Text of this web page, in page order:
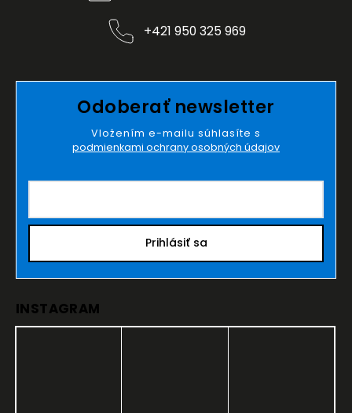
+421 950 325 969
Odoberať newsletter
Vložením e-mailu súhlasíte s
podmienkami ochrany osobných údajov
Prihlásiť sa
INSTAGRAM